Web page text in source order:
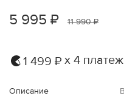
5 995 ₽ 11 990 ₽
1 499 ₽ х 4
Описание